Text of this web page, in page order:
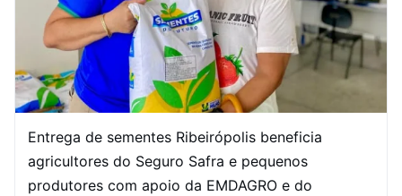
Entrega de sementes Ribeirópolis beneficia
agricultores do Seguro Safra e pequenos
produtores com apoio da EMDAGRO e do